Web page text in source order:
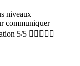
niveaux
communiquer
5/5 